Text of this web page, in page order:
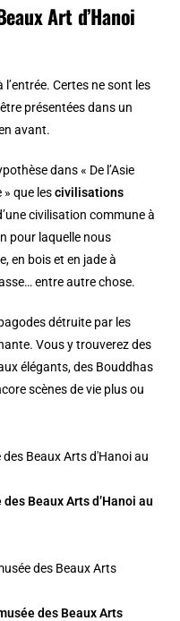
Art d’Hanoi
Certes ne sont les
présentées dans un
avant.
dans « De l’Asie
» que lescivilisations
civilisation commune à
pour laquelle nous
en bois et en jade à
entre autre chose.
détruite par les
Vous y trouverez des
élégants, des Bouddhas
scènes de vie plus ou
Beaux Arts d’Hanoi au
des Beaux Arts